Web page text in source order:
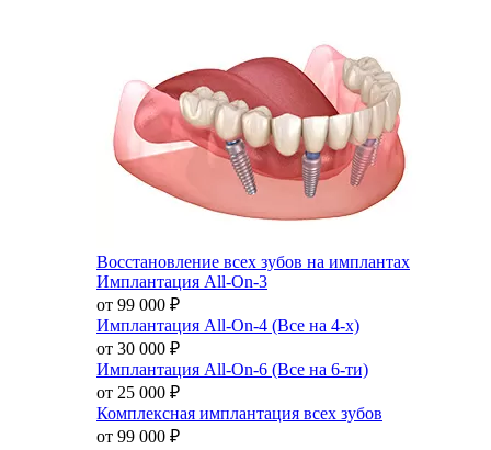
Восстановление всех зубов на имплантах
Имплантация All-On-3
от 99 000 ₽
Имплантация All-On-4 (Все на 4-х)
от 30 000 ₽
Имплантация All-On-6 (Все на 6-ти)
от 25 000 ₽
Комплексная имплантация всех зубов
от 99 000 ₽